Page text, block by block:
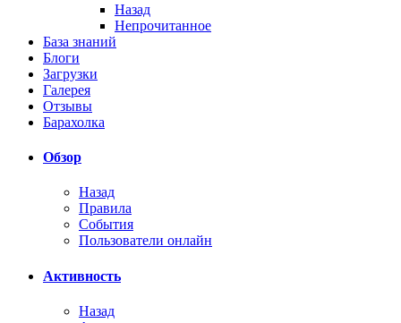
Назад
Непрочитанное
База знаний
Блоги
Загрузки
Галерея
Отзывы
Барахолка
Обзор
Назад
Правила
События
Пользователи онлайн
Активность
Назад